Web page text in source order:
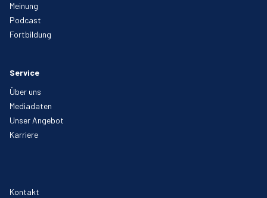
Meinung
Podcast
Fortbildung
Service
Über uns
Mediadaten
Unser Angebot
Karriere
Kontakt